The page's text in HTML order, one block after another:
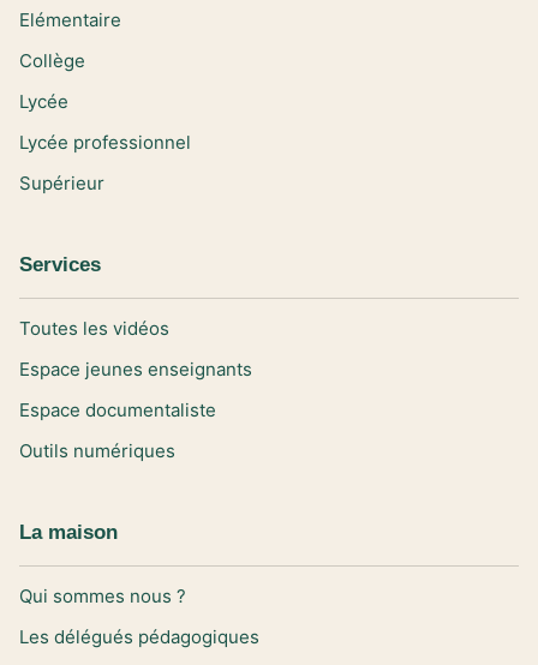
Elémentaire
Collège
Lycée
Lycée professionnel
Supérieur
Services
Toutes les vidéos
Espace jeunes enseignants
Espace documentaliste
Outils numériques
La maison
Qui sommes nous ?
Les délégués pédagogiques